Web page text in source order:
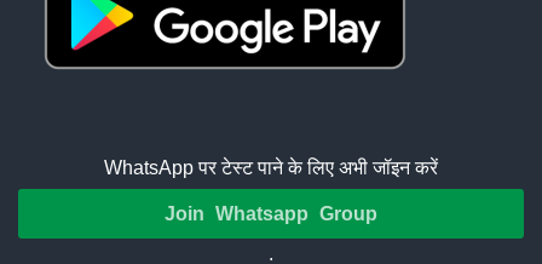
WhatsApp पर टेस्ट पाने के लिए अभी जॉइन करें
Join Whatsapp Group
.